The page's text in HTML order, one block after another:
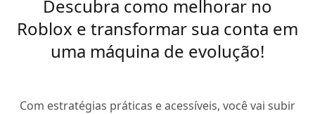
Descubra como melhorar no
Roblox e transformar sua conta em
uma máquina de evolução!
Com estratégias práticas e acessíveis, você vai subir